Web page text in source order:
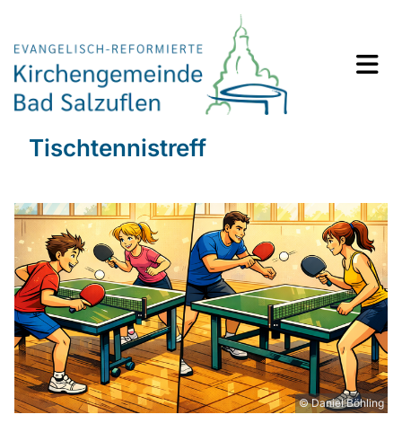
Tischtennistreff
© Daniel Böhling